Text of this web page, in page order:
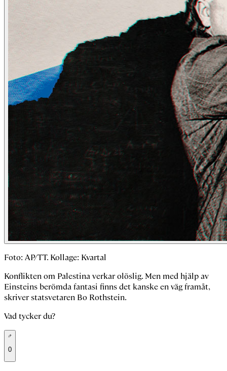
Foto: AP/TT. Kollage: Kvartal
Konflikten om Palestina verkar olöslig. Men med hjälp av
Einsteins berömda fantasi finns det kanske en väg framåt,
skriver statsvetaren Bo Rothstein.
Vad tycker du?
0